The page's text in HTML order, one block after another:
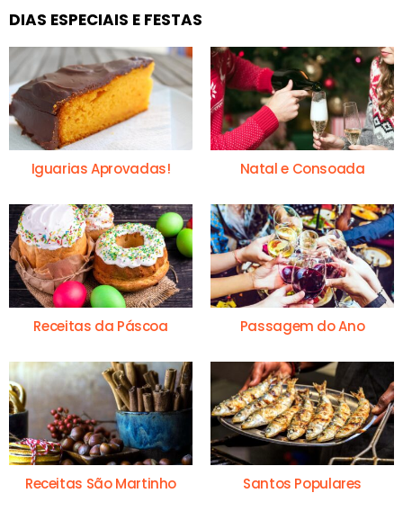
DIAS ESPECIAIS E FESTAS
Iguarias Aprovadas! Natal e Consoada
Receitas da Páscoa Passagem do Ano
Receitas São Martinho Santos Populares